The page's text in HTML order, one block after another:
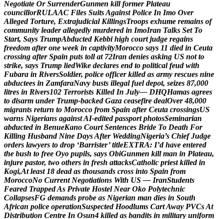
Negotiate Or SurrenderGunmen kill former Plateau
councillorRULAAC Files SuitsAgainst Police In Imo Over
Alleged Torture, Extrajudicial KillingsTroops exhume remains of
community leader allegedly murdered in ImoIran Talks Set To
Start, Says TrumpAbducted Kebbi high court judge regains
freedom after one week in captivityMorocco says 11 died in Ceuta
crossing after Spain puts toll at 72Iran denies asking US not to
strike, says Trump liedWike declares end to political feud with
Fubara in RiversSoldier, police officer killed as army rescues nine
abductees in ZamfaraNavy busts illegal fuel depot, seizes 87,000
litres in Rivers102 Terrorists Killed In July— DHQHamas agrees
to disarm under Trump-backed Gaza ceasefire dealOver 48,000
migrants return to Morocco from Spain after Ceuta crossingsUS
warns Nigerians againstAI-edited passport photosSeminarian
abducted in BenueKano Court Sentences Bride To Death For
Killing Husband Nine DaysAfter WeddingNigeria’s Chief Judge
orders lawyers to drop ‘Barrister’ titleEXTRA: I’d have entered
the bush to free Oyo pupils, says ObiGunmen kill man in Plateau,
injure pastor, two others in fresh attacksCatholic priest killed in
Kogi,At least 18 dead as thousands cross into Spain from
MoroccoNo Current Negotiations With US — IranStudents
Feared TrappedAs Private Hostel Near Oko Polytechnic
CollapsesFG demands probe as Nigerian man dies in South
African police operationSuspected Hoodlums CartAway PVCsAt
Distribution Centre In Osun4 killed as bandits in military uniform